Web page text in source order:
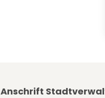
Anschrift